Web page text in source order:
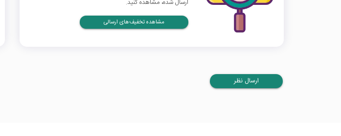
ارسال شده، مشاهده کنید.
مشاهده تخفیف‌های ارسالی
ارسال نظر